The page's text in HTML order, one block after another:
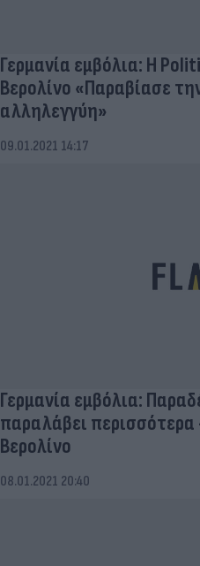
Γερμανία εμβόλια: Η
Βερολίνο «Παραβίασε
αλληλεγγύη»
09.01.2021 14:17
Γερμανία εμβόλια:
παραλάβει
Βερολίνο
08.01.2021 20:40